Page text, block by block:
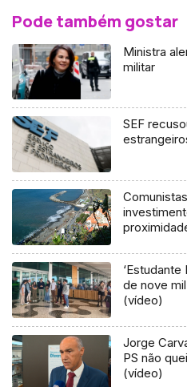
Pode também gostar
Ministra
militar
SEF
‘Estudante
de nove
(vídeo)
Jorge
PS não
(vídeo)